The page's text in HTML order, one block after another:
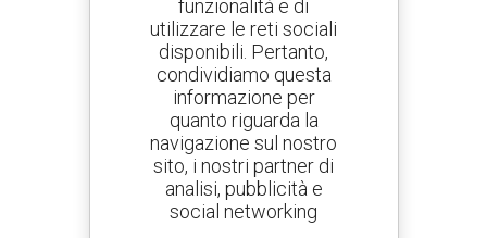
800 concessionari
Manitou nel mondo
1 telescopico su 4
funzionalità e di
utilizzare le reti sociali
disponibili. Pertanto,
condividiamo questa
informazione per
quanto riguarda la
navigazione sul nostro
sito, i nostri partner di
analisi, pubblicità e
social networking